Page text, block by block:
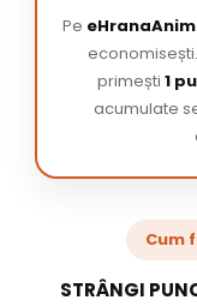
Pe
primești 1
acumulate
Cum
STRÂNGI